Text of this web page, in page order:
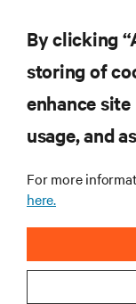
Subscreva
Receba
mais
recentes e
By clicking
storing of
enhance
usage, and
For more
here.